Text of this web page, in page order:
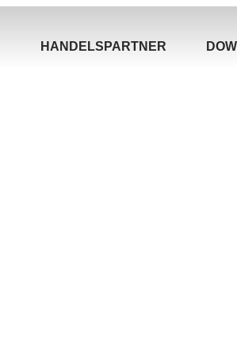
HANDELSPARTNER